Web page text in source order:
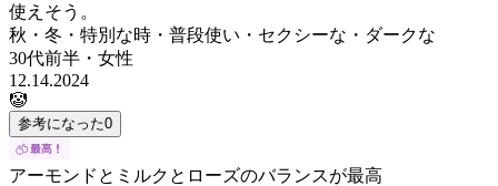
使えそう。
秋・冬・特別な時・普段使い・セクシーな・ダークな
30代前半 ・ 女性
12.14.2024
🤡
参考になった0
アーモンドとミルクとローズのバランスが最高